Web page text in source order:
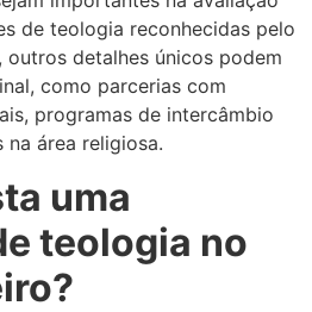
de teologia reconhecidas pelo
outros detalhes únicos podem
como parcerias com
programas de intercâmbio
área religiosa.
uma
teologia no